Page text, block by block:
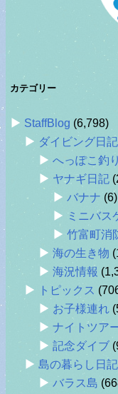
カテゴリー
StaffBlog (6,798)
ダイビング日記
へっぽこ釣り
ヤナギ日記
バナナ (6)
ミニバス
竹富町消
海の生き物
海況情報
トピックス
お子様連れ
ナイトツア
記念ダイブ
島の暮らし日記
バラス島